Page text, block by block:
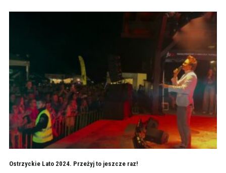
Ostrzyckie Lato 2024. Przeżyj to jeszcze raz!